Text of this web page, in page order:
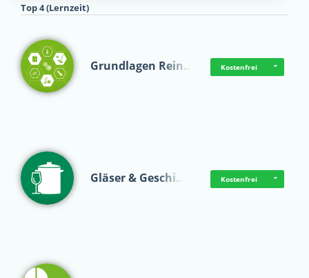
Top 4 (Lernzeit)
Grundlagen Rein… Kostenfrei
Gläser & Geschi… Kostenfrei